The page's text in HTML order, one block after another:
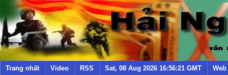
Trang nhất Video RSS Sat, 08 Aug 2026 16:56:21 GMT